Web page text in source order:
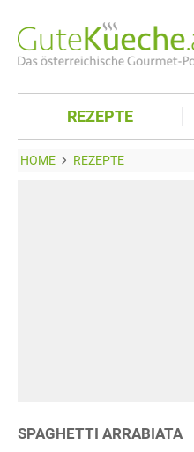
REZEPTE
HOME REZEPTE
SPAGHETTI ARRABIATA